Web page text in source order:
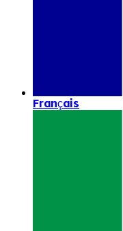
Français